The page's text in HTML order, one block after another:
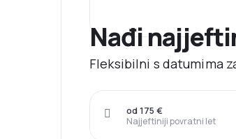
Nađi
Fleksibilni s datumima
Najjeftiniji povratni let
od 175 €